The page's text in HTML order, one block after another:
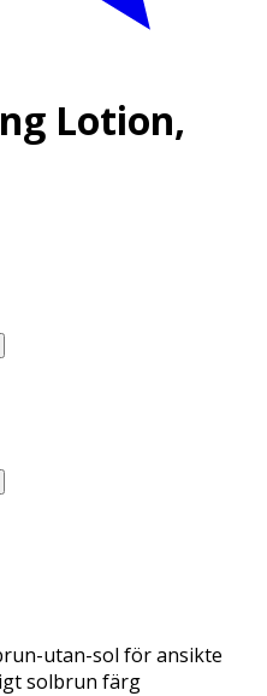
Lotion,
utan-sol för ansikte
solbrun färg